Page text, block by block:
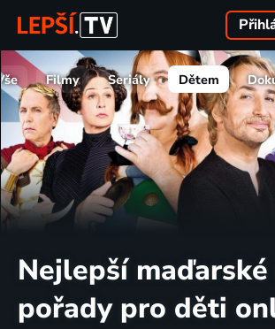
Filmy Seriály Dětem
Nejlepší
pořady pro děti